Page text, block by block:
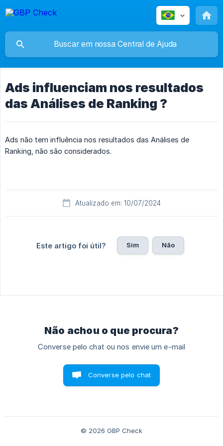
Ads influenciam nos resultados
das Análises de Ranking ?
Ads não tem influência nos resultados das Análises de
Ranking, não são considerados.
Atualizado em: 10/07/2024
Este artigo foi útil? Sim Não
Não achou o que procura?
Converse pelo chat ou nos envie um e-mail
Converse pelo chat
© 2026 GBP Check